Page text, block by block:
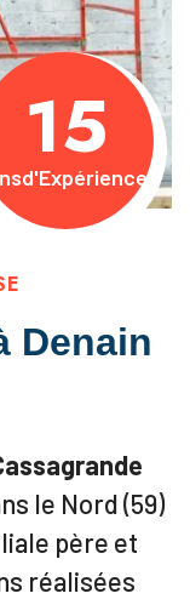
15
d'Expérience
Denain
le Nord (59)
père et
réalisées